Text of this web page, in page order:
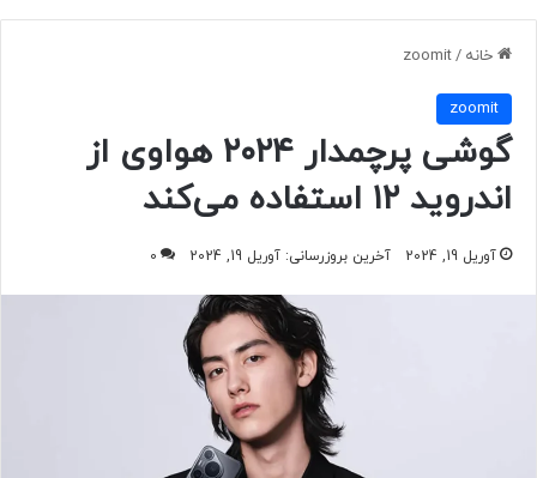
خانه /
zoomit
zoomit
گوشی پرچمدار ۲۰۲۴ هواوی از
اندروید ۱۲ استفاده می‌کند
آوریل 19, 2024 آخرین بروزرسانی: آوریل 19, 2024 0